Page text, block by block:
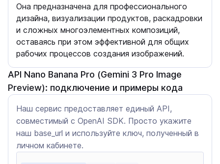
Она предназначена для профессионального
дизайна, визуализации продуктов, раскадровки
и сложных многоэлементных композиций,
оставаясь при этом эффективной для общих
рабочих процессов создания изображений.
API Nano Banana Pro (Gemini 3 Pro Image
Preview): подключение и примеры кода
Наш сервис предоставляет единый API,
совместимый с OpenAI SDK. Просто укажите
наш base_url и используйте ключ, полученный в
личном кабинете.